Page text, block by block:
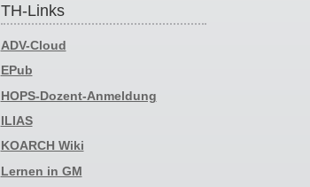
TH-Links
ADV-Cloud
EPub
HOPS-Dozent-Anmeldung
ILIAS
KOARCH Wiki
Lernen in GM